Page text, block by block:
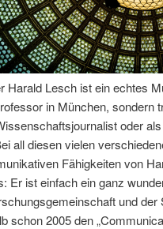
Harald Lesch ist ein echtes
in München, sondern
oder
all diesen vielen
Fähigkeiten von
Er ist einfach ein ganz
und der
schon 2005 den